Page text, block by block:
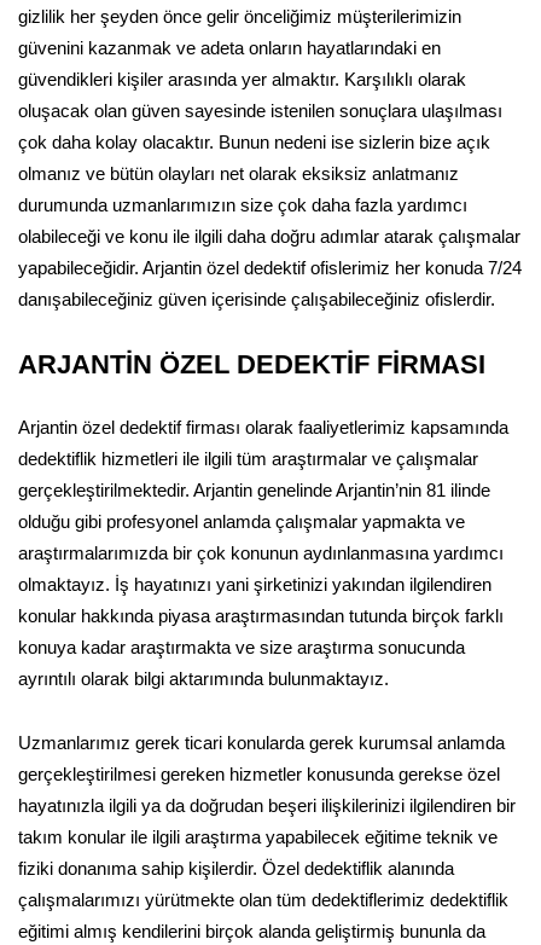
gizlilik her şeyden önce gelir önceliğimiz müşterilerimizin
güvenini kazanmak ve adeta onların hayatlarındaki en
güvendikleri kişiler arasında yer almaktır. Karşılıklı olarak
oluşacak olan güven sayesinde istenilen sonuçlara ulaşılması
çok daha kolay olacaktır. Bunun nedeni ise sizlerin bize açık
olmanız ve bütün olayları net olarak eksiksiz anlatmanız
durumunda uzmanlarımızın size çok daha fazla yardımcı
olabileceği ve konu ile ilgili daha doğru adımlar atarak çalışmalar
yapabileceğidir. Arjantin özel dedektif ofislerimiz her konuda 7/24
danışabileceğiniz güven içerisinde çalışabileceğiniz ofislerdir.
ARJANTİN ÖZEL DEDEKTİF FİRMASI
Arjantin özel dedektif firması olarak faaliyetlerimiz kapsamında
dedektiflik hizmetleri ile ilgili tüm araştırmalar ve çalışmalar
gerçekleştirilmektedir. Arjantin genelinde Arjantin’nin 81 ilinde
olduğu gibi profesyonel anlamda çalışmalar yapmakta ve
araştırmalarımızda bir çok konunun aydınlanmasına yardımcı
olmaktayız. İş hayatınızı yani şirketinizi yakından ilgilendiren
konular hakkında piyasa araştırmasından tutunda birçok farklı
konuya kadar araştırmakta ve size araştırma sonucunda
ayrıntılı olarak bilgi aktarımında bulunmaktayız.
Uzmanlarımız gerek ticari konularda gerek kurumsal anlamda
gerçekleştirilmesi gereken hizmetler konusunda gerekse özel
hayatınızla ilgili ya da doğrudan beşeri ilişkilerinizi ilgilendiren bir
takım konular ile ilgili araştırma yapabilecek eğitime teknik ve
fiziki donanıma sahip kişilerdir. Özel dedektiflik alanında
çalışmalarımızı yürütmekte olan tüm dedektiflerimiz dedektiflik
eğitimi almış kendilerini birçok alanda geliştirmiş bununla da